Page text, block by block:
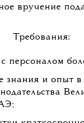
вручение
Требования:
персоналом
знания и опыт в